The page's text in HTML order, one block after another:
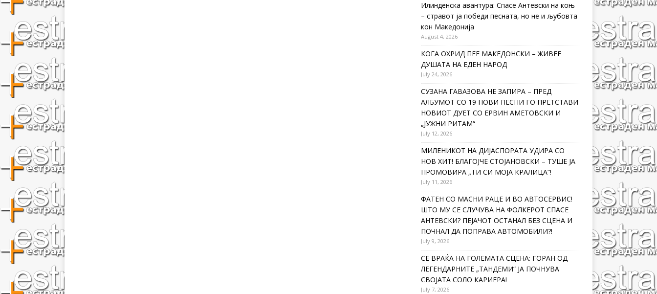
Илинденска авантура: Спасе Антевски на коњ
– стравот ја победи песната, но не и љубовта
кон Македонија
August 4, 2026
КОГА ОХРИД ПЕЕ МАКЕДОНСКИ – ЖИВЕЕ
ДУШАТА НА ЕДЕН НАРОД
July 24, 2026
СУЗАНА ГАВАЗОВА НЕ ЗАПИРА – ПРЕД
АЛБУМОТ СО 19 НОВИ ПЕСНИ ГО ПРЕТСТАВИ
НОВИОТ ДУЕТ СО ЕРВИН АМЕТОВСКИ И
„ЈУЖНИ РИТАМ“
July 12, 2026
МИЛЕНИКОТ НА ДИЈАСПОРАТА УДИРА СО
НОВ ХИТ! БЛАГОЈЧЕ СТОЈАНОВСКИ – ТУШЕ ЈА
ПРОМОВИРА „ТИ СИ МОЈА КРАЛИЦА“!
July 11, 2026
ФАТЕН СО МАСНИ РАЦЕ И ВО АВТОСЕРВИС!
ШТО МУ СЕ СЛУЧУВА НА ФОЛКЕРОТ СПАСЕ
АНТЕВСКИ? ПЕЈАЧОТ ОСТАНАЛ БЕЗ СЦЕНА И
ПОЧНАЛ ДА ПОПРАВА АВТОМОБИЛИ?!
July 9, 2026
СЕ ВРАЌА НА ГОЛЕМАТА СЦЕНА: ГОРАН ОД
ЛЕГЕНДАРНИТЕ „ТАНДЕМИ“ ЈА ПОЧНУВА
СВОЈАТА СОЛО КАРИЕРА!
July 7, 2026